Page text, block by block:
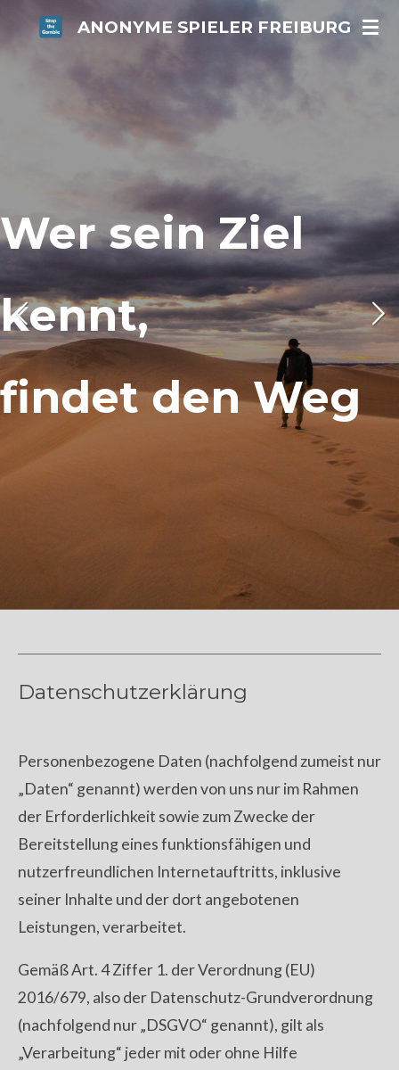
Zum
ANONYME SPIELER FREIBURG
Wer sein Ziel
kennt,
findet den Weg
Datenschutzerklärung
Personenbezogene Daten (nachfolgend zumeist nur
„Daten“ genannt) werden von uns nur im Rahmen
der Erforderlichkeit sowie zum Zwecke der
Bereitstellung eines funktionsfähigen und
nutzerfreundlichen Internetauftritts, inklusive
seiner Inhalte und der dort angebotenen
Leistungen, verarbeitet.
Gemäß Art. 4 Ziffer 1. der Verordnung (EU)
2016/679, also der Datenschutz-Grundverordnung
(nachfolgend nur „DSGVO“ genannt), gilt als
„Verarbeitung“ jeder mit oder ohne Hilfe